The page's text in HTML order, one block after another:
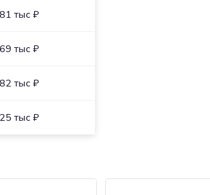
тыс ₽
тыс ₽
тыс ₽
тыс ₽